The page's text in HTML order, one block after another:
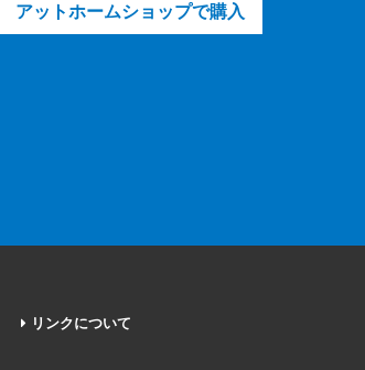
アットホームショップで購入
リンクについて